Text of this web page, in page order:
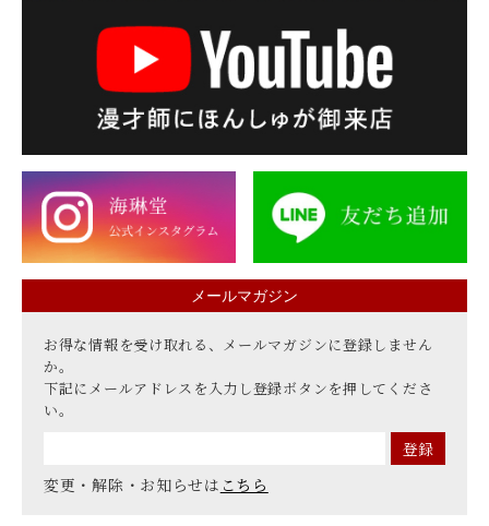
メールマガジン
お得な情報を受け取れる、メールマガジンに登録しません
か。
下記にメールアドレスを入力し登録ボタンを押してくださ
い。
変更・解除・お知らせは こちら